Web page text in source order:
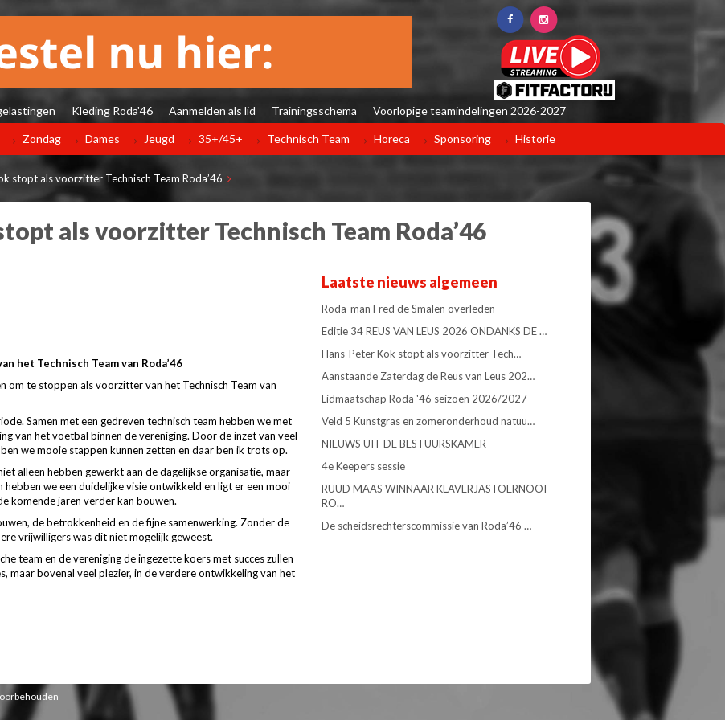
Kleding Roda'46 Aanmelden als lid Trainingsschema Voorlopige teamindelingen 2026-2027
Zondag Dames Jeugd 35+/45+ Technisch Team Horeca Sponsoring Historie
stopt als voorzitter Technisch Team Roda’46
als voorzitter Technisch Team Roda’46
het Technisch Team van Roda’46
om te stoppen als voorzitter van het Technisch Team van
Samen met een gedreven technisch team hebben we met
van het voetbal binnen de vereniging. Door de inzet van veel
we mooie stappen kunnen zetten en daar ben ik trots op.
alleen hebben gewerkt aan de dagelijkse organisatie, maar
hebben we een duidelijke visie ontwikkeld en ligt er een mooi
komende jaren verder kan bouwen.
de betrokkenheid en de fijne samenwerking. Zonder de
vrijwilligers was dit niet mogelijk geweest.
team en de vereniging de ingezette koers met succes zullen
maar bovenal veel plezier, in de verdere ontwikkeling van het
Laatste nieuws algemeen
Roda-man Fred de Smalen overleden
Editie 34 REUS VAN LEUS 2026 ONDANKS DE …
Hans-Peter Kok stopt als voorzitter Tech…
Aanstaande Zaterdag de Reus van Leus 202…
Lidmaatschap Roda '46 seizoen 2026/2027
Veld 5 Kunstgras en zomeronderhoud natuu…
NIEUWS UIT DE BESTUURSKAMER
4e Keepers sessie
RUUD MAAS WINNAAR KLAVERJASTOERNOOI
RO…
De scheidsrechterscommissie van Roda’46 …